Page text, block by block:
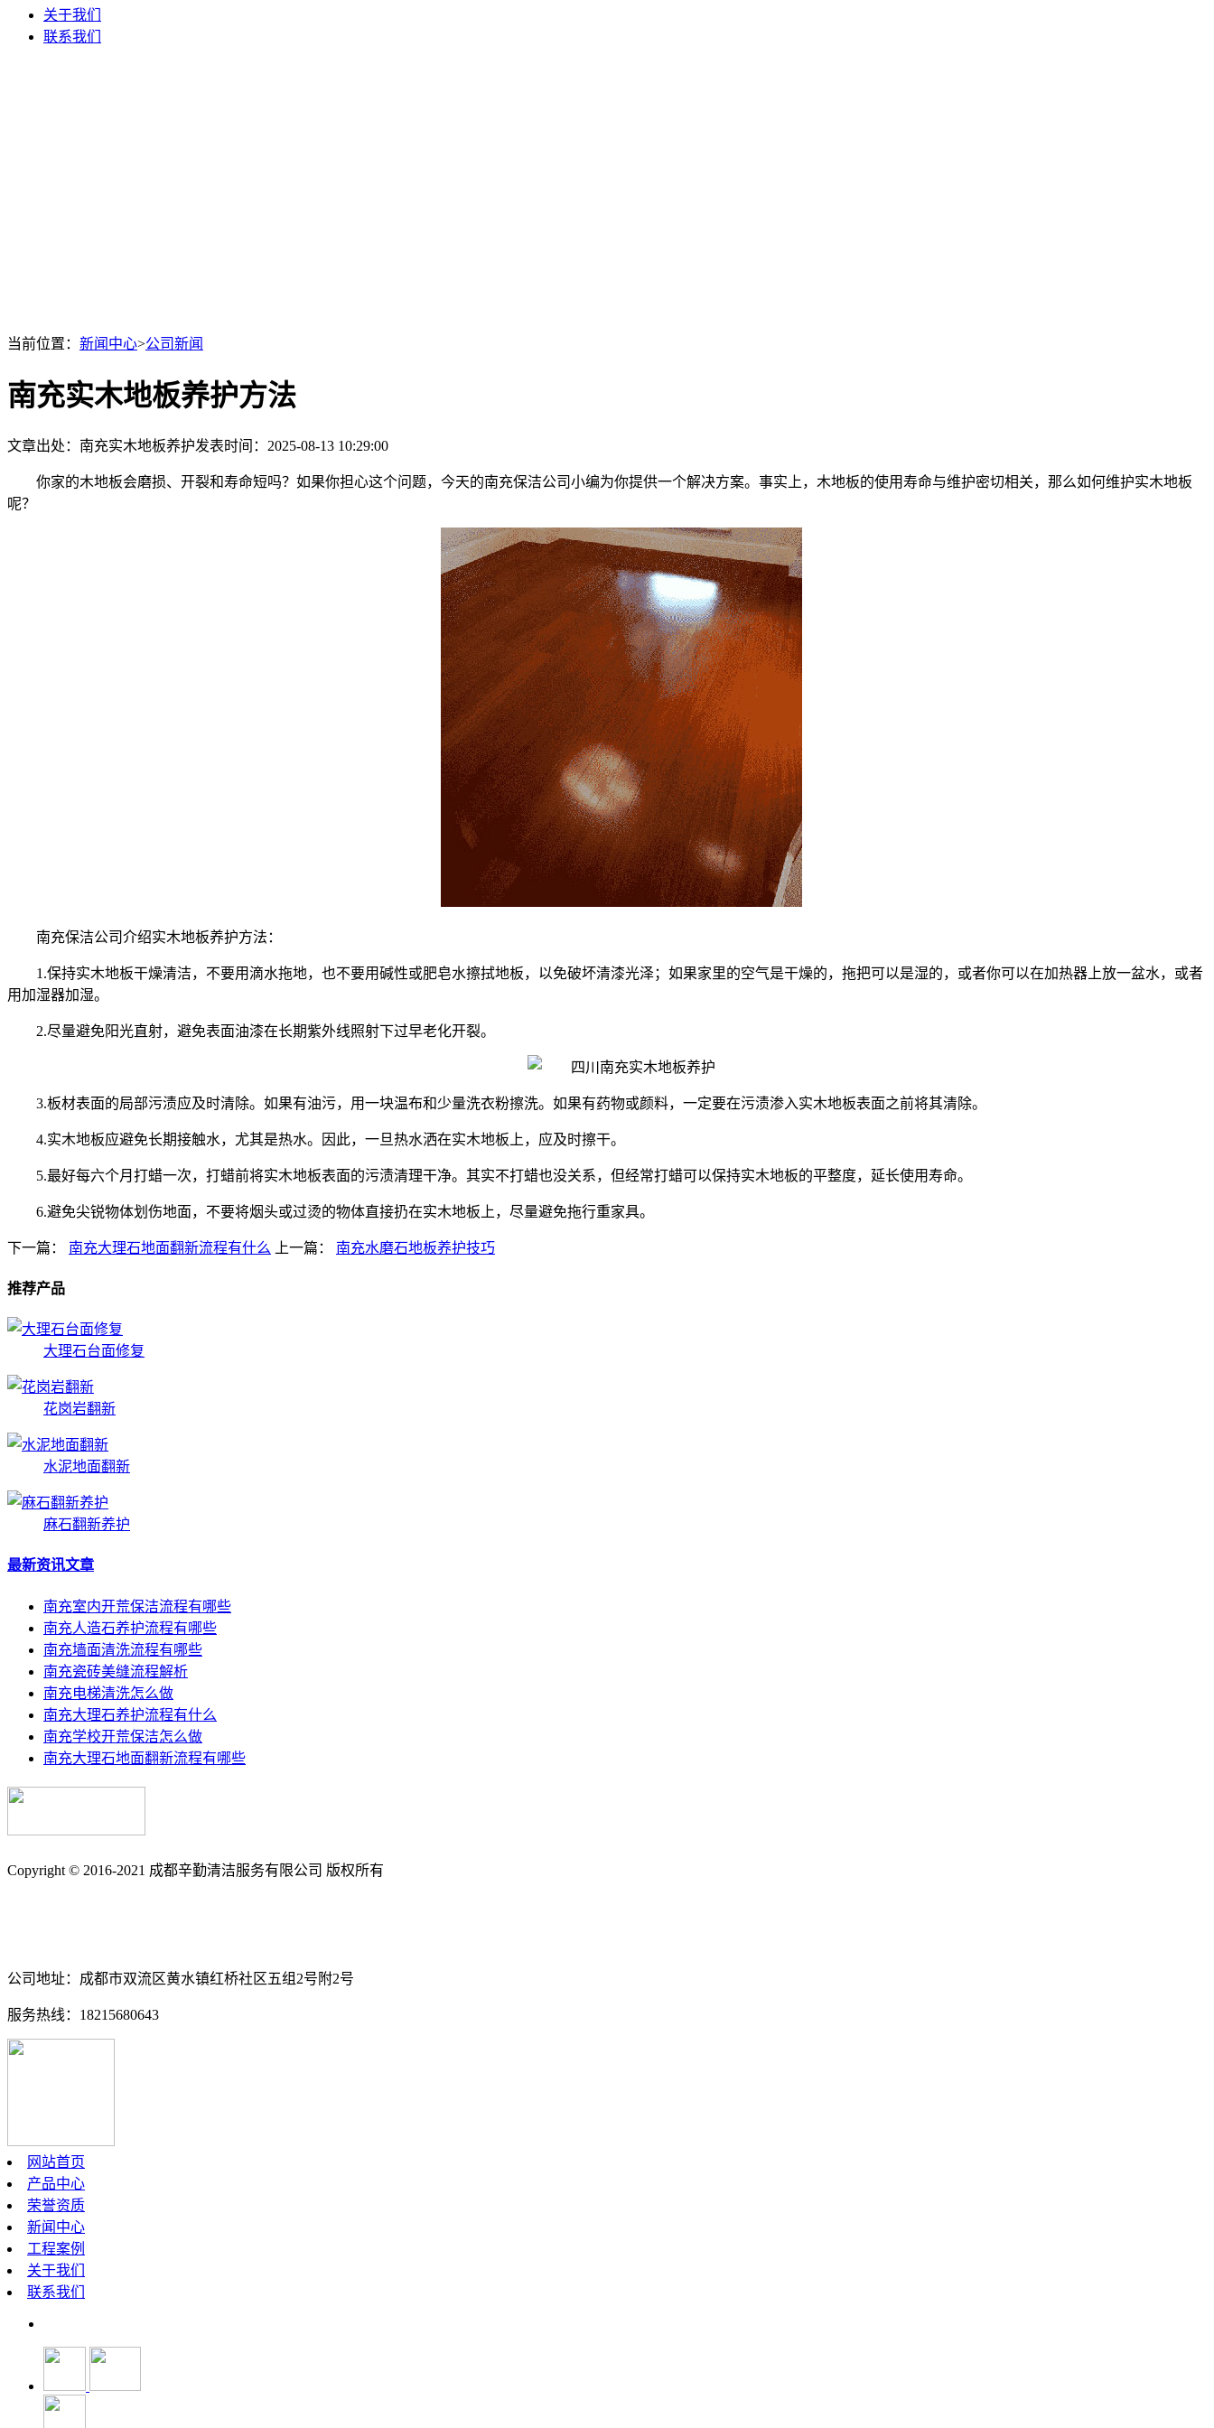
关于我们
联系我们
当前位置： 新闻中心>公司新闻
南充实木地板养护方法
文章出处：南充实木地板养护发表时间：2025-08-13 10:29:00
你家的木地板会磨损、开裂和寿命短吗？如果你担心这个问题，今天的南充保洁公司小编为你提供一个解决方案。事实上，木地板的使用寿命与维护密切相关，那么如何维护实木地板
呢？
南充保洁公司介绍实木地板养护方法：
1.保持实木地板干燥清洁，不要用滴水拖地，也不要用碱性或肥皂水擦拭地板，以免破坏清漆光泽；如果家里的空气是干燥的，拖把可以是湿的，或者你可以在加热器上放一盆水，或者
用加湿器加湿。
2.尽量避免阳光直射，避免表面油漆在长期紫外线照射下过早老化开裂。
3.板材表面的局部污渍应及时清除。如果有油污，用一块温布和少量洗衣粉擦洗。如果有药物或颜料，一定要在污渍渗入实木地板表面之前将其清除。
4.实木地板应避免长期接触水，尤其是热水。因此，一旦热水洒在实木地板上，应及时擦干。
5.最好每六个月打蜡一次，打蜡前将实木地板表面的污渍清理干净。其实不打蜡也没关系，但经常打蜡可以保持实木地板的平整度，延长使用寿命。
6.避免尖锐物体划伤地面，不要将烟头或过烫的物体直接扔在实木地板上，尽量避免拖行重家具。
下一篇： 南充大理石地面翻新流程有什么 上一篇： 南充水磨石地板养护技巧
推荐产品
大理石台面修复
花岗岩翻新
水泥地面翻新
麻石翻新养护
最新资讯文章
南充室内开荒保洁流程有哪些
南充人造石养护流程有哪些
南充墙面清洗流程有哪些
南充瓷砖美缝流程解析
南充电梯清洗怎么做
南充大理石养护流程有什么
南充学校开荒保洁怎么做
南充大理石地面翻新流程有哪些
Copyright © 2016-2021 成都辛勤清洁服务有限公司 版权所有
公司地址：成都市双流区黄水镇红桥社区五组2号附2号
服务热线：18215680643
网站首页
产品中心
荣誉资质
新闻中心
工程案例
关于我们
联系我们